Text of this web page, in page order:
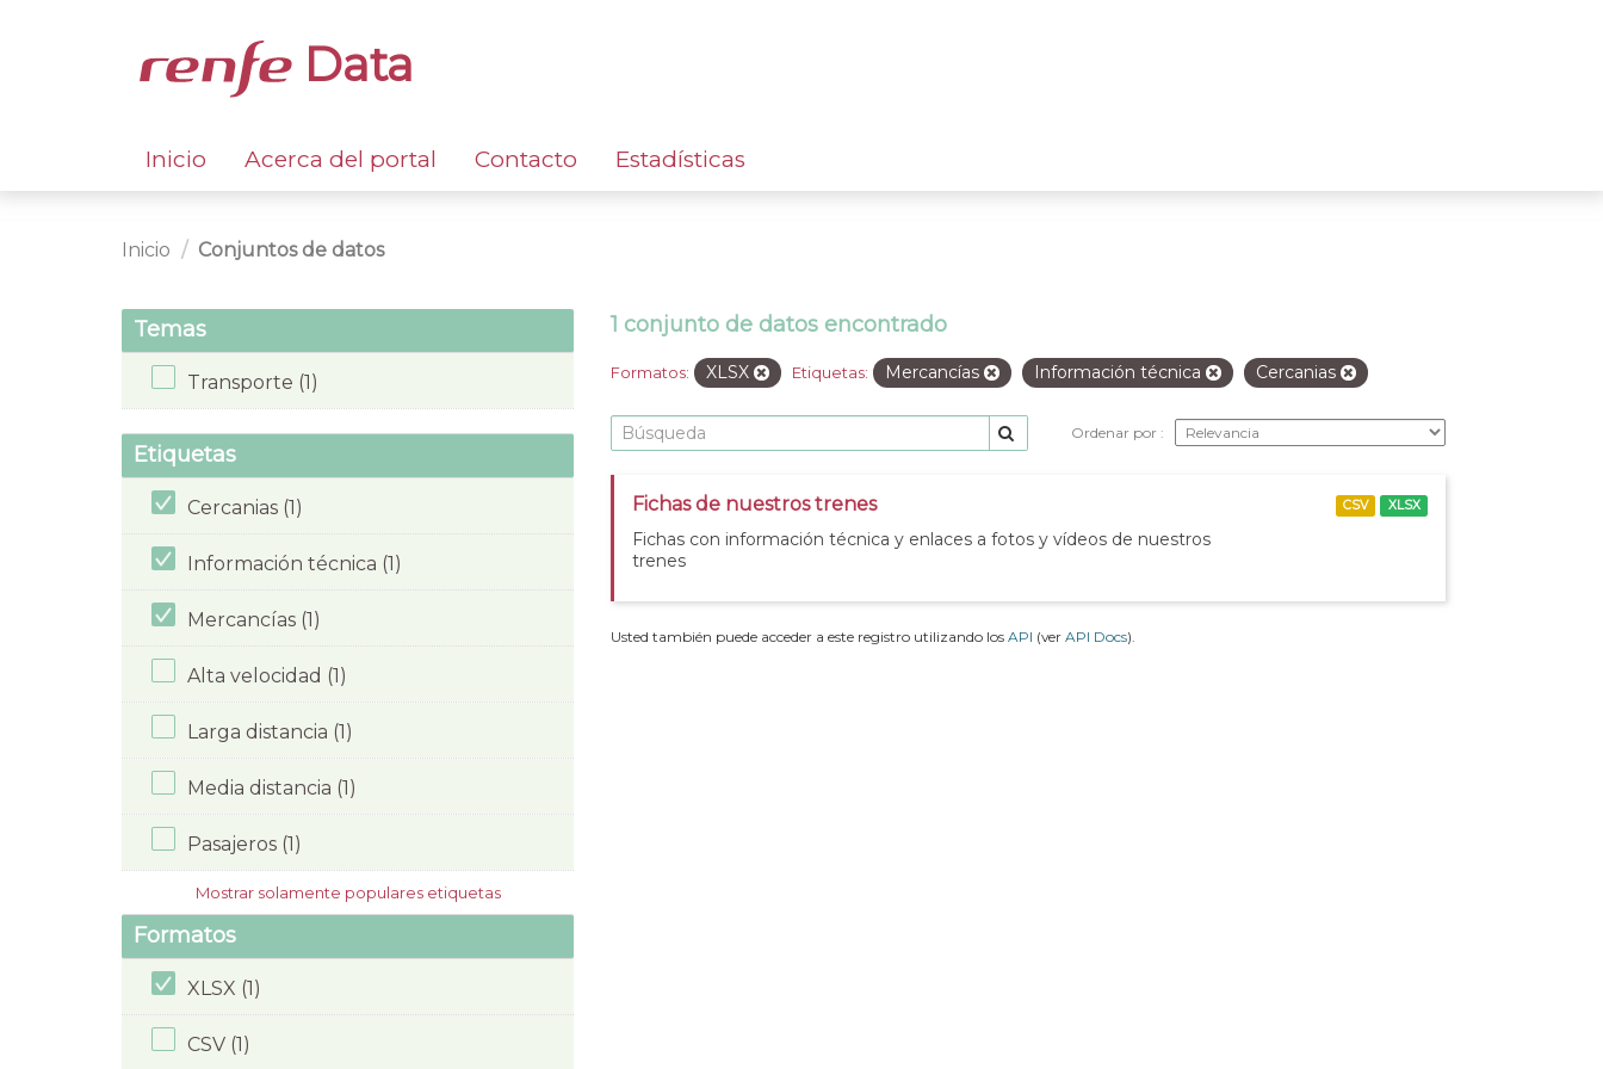
Data
Inicio Acerca del portal Contacto Estadísticas
Inicio Conjuntos de datos
Temas
Transporte (1)
Etiquetas
Cercanias (1)
Información técnica (1)
Mercancías (1)
Alta velocidad (1)
Larga distancia (1)
Media distancia (1)
Pasajeros (1)
Mostrar solamente populares etiquetas
Formatos
XLSX (1)
CSV (1)
1 conjunto de datos encontrado
Formatos: XLSX Etiquetas: Mercancías Información técnica Cercanias
Ordenar por
Fichas de nuestros trenes
Fichas con información técnica y enlaces a fotos y vídeos de nuestros
trenes
CSV XLSX
Usted también puede acceder a este registro utilizando los API (ver API Docs).